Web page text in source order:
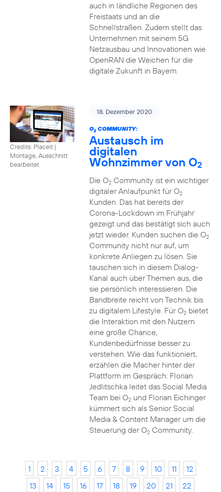
auch in ländliche Regionen des
Freistaats und an die
Schnellstraßen. Zudem stellt das
Unternehmen mit seinem 5G
Netzausbau und Innovationen wie
OpenRAN die Weichen für die
digitale Zukunft in Bayern.
Credits: Placeit |
Montage, Ausschnitt
bearbeitet
18. Dezember 2020
O2COMMUNITY:
Austausch im
digitalen
Wohnzimmer von O2
Die O2Community ist ein wichtiger
digitaler Anlaufpunkt für O2
Kunden. Das hat bereits der
Corona-Lockdown im Frühjahr
gezeigt und das bestätigt sich auch
jetzt wieder. Kunden suchen die O2
Community nicht nur auf, um
konkrete Anliegen zu lösen. Sie
tauschen sich in diesem Dialog-
Kanal auch über Themen aus, die
sie persönlich interessieren. Die
Bandbreite reicht von Technik bis
zu digitalem Lifestyle. Für O2bietet
die Interaktion mit den Nutzern
eine große Chance,
Kundenbedürfnisse besser zu
verstehen. Wie das funktioniert,
erzählen die Macher hinter der
Plattform im Gespräch: Florian
Jedlitschka leitet das Social Media
Team bei O2und Florian Eichinger
kümmert sich als Senior Social
Media & Content Manager um die
Steuerung der O2Community.
1 2 3 4 5 6 7 8 9 10 11
12
13
14 15 16 17 18 19 20 21
22